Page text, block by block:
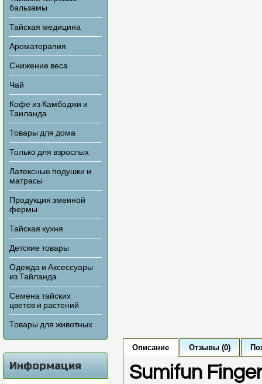
бальзамы
Тайская медицина
Ароматерапия
Снижение веса
Чай
Кофе из Камбоджи и
Таиланда
Товары для дома
Только для взрослых
Латексные подушки и
матрасы
Продукция змеиной
фермы
Тайская кухня
Детские товары
Одежда и Аксессуары
из Тайланда
Семена тайских
цветов и растений
Товары для животных
Информация
Описание Отзывы (0)
Sumifun